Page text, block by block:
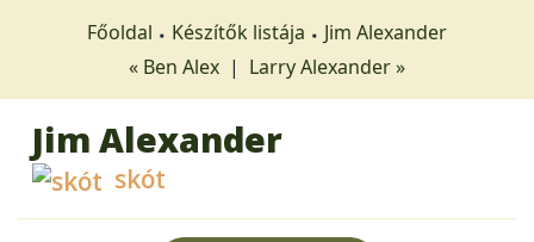
Főoldal Készítők listája
Jim Alexander
« Ben Alex | Larry Alexander »
Jim Alexander
skót